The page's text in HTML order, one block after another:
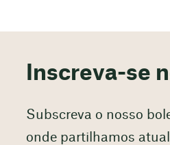
Inscreva-se
Subscreva o nosso
onde partilhamos